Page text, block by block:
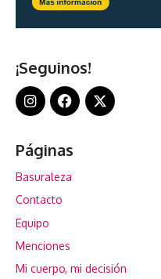
¡Seguinos!
Páginas
Basuraleza
Contacto
Equipo
Menciones
Mi cuerpo, mi decisión